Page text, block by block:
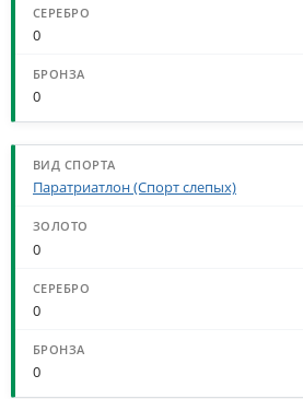
0
0
Паратриатлон (Спорт слепых)
0
0
0